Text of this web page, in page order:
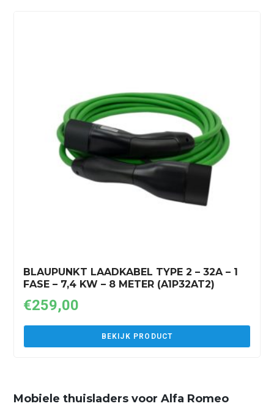
BLAUPUNKT LAADKABEL TYPE 2 – 32A – 1
FASE – 7,4 KW – 8 METER (A1P32AT2)
€259,00
BEKIJK PRODUCT
Mobiele thuisladers voor Alfa Romeo